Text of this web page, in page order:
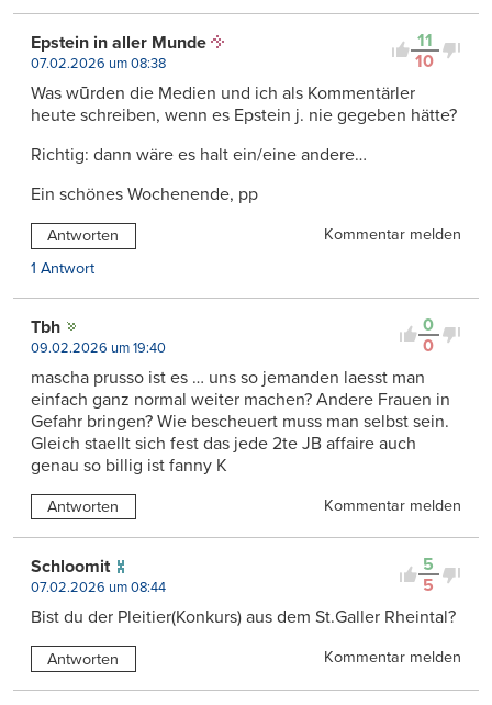
11
10
Epstein in aller Munde
07.02.2026 um 08:38
Was wūrden die Medien und ich als Kommentärler
heute schreiben, wenn es Epstein j. nie gegeben hätte?
Richtig: dann wäre es halt ein/eine andere…
Ein schönes Wochenende, pp
Antworten
Kommentar melden
1 Antwort
0
0
Tbh
09.02.2026 um 19:40
mascha prusso ist es … uns so jemanden laesst man
einfach ganz normal weiter machen? Andere Frauen in
Gefahr bringen? Wie bescheuert muss man selbst sein.
Gleich staellt sich fest das jede 2te JB affaire auch
genau so billig ist fanny K
Antworten Kommentar melden
5
5
Schloomit
07.02.2026 um 08:44
Bist du der Pleitier(Konkurs) aus dem St.Galler Rheintal?
Antworten Kommentar melden